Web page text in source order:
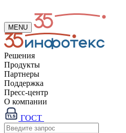
MENU
Решения
Продукты
Партнеры
Поддержка
Пресс-центр
О компании
ГОСТ